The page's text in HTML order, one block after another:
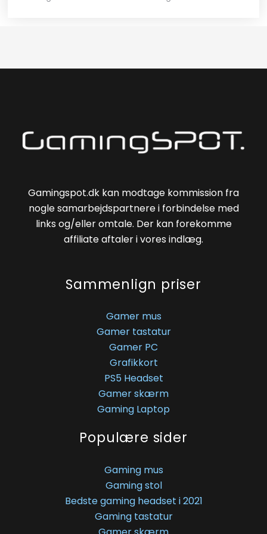
Gamingspot.dk kan modtage kommission fra
nogle samarbejdspartnere i forbindelse med
links og/eller omtale. Der kan forekomme
affiliate aftaler i vores indlæg.
Sammenlign priser
Gamer mus
Gamer tastatur
Gamer PC
Grafikkort
PS5 Headset
Gamer skærm
Gaming Laptop
Populære sider
Gaming mus
Gaming stol
Bedste gaming headset i 2021
Gaming tastatur